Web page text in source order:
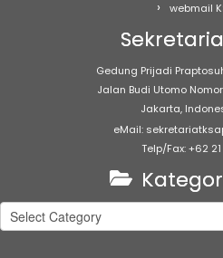
webmail
Gedung Prijadi
Jalan Budi Utomo
Jakarta,
eMail:
Telp/Fax: +62
Kategori
Artikel